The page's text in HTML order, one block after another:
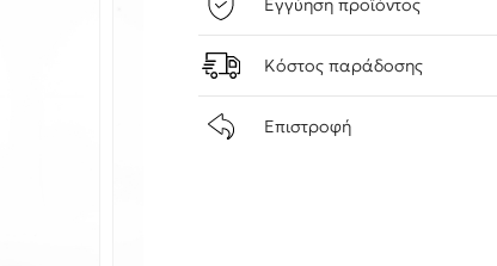
Εγγύηση προϊόντος
Κόστος παράδοσης
Επιστροφή